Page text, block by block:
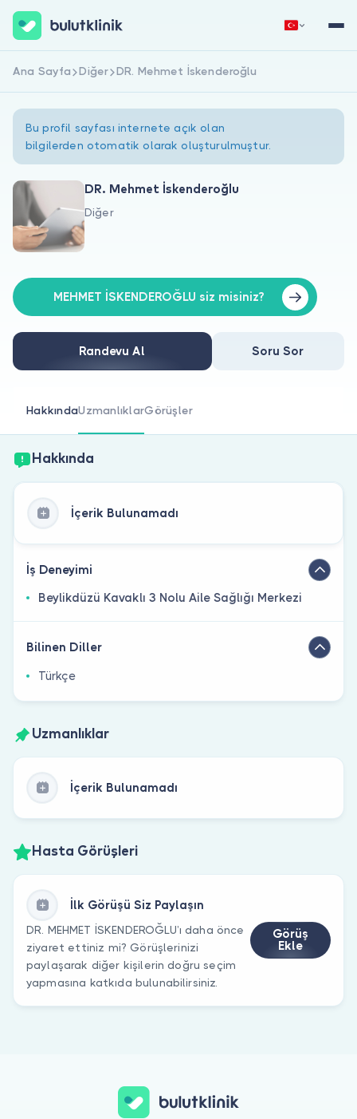
Hakkımızda
Doktorlar için
Doktor musunuz?
Hemen Kaydol Giriş Yap
Ana Sayfa Diğer DR. Mehmet İskenderoğlu
Bu profil sayfası internete açık olan
bilgilerden otomatik olarak oluşturulmuştur.
DR. Mehmet İskenderoğlu
Diğer
MEHMET İSKENDEROĞLU siz misiniz?
Randevu Al Soru Sor
HakkındaUzmanlıklarGörüşler
Hakkında
İçerik Bulunamadı
İş Deneyimi
Beylikdüzü Kavaklı 3 Nolu Aile Sağlığı Merkezi
Bilinen Diller
Türkçe
Uzmanlıklar
İçerik Bulunamadı
Hasta Görüşleri
İlk Görüşü Siz Paylaşın
DR. MEHMET İSKENDEROĞLU’ı daha önce
ziyaret ettiniz mi? Görüşlerinizi
paylaşarak diğer kişilerin doğru seçim
yapmasına katkıda bulunabilirsiniz.
Görüş
Ekle